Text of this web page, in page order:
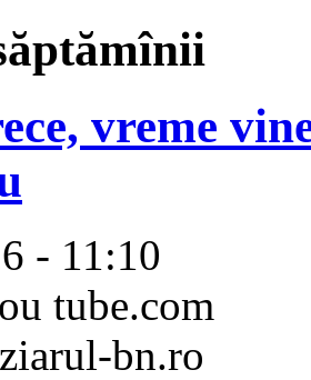
vreme
- 11:10
tube.com
bn.ro